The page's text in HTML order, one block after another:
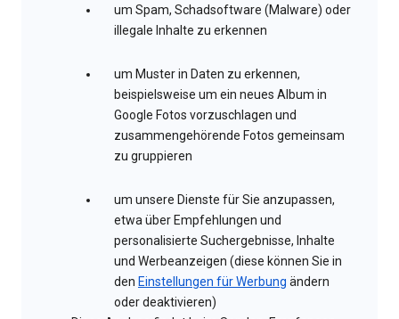
um Spam, Schadsoftware (Malware) oder
illegale Inhalte zu erkennen
um Muster in Daten zu erkennen,
beispielsweise um ein neues Album in
Google Fotos vorzuschlagen und
zusammengehörende Fotos gemeinsam
zu gruppieren
um unsere Dienste für Sie anzupassen,
etwa über Empfehlungen und
personalisierte Suchergebnisse, Inhalte
und Werbeanzeigen (diese können Sie in
den Einstellungen für Werbung ändern
oder deaktivieren)